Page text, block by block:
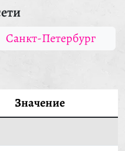
Санкт-Петербург
Значение